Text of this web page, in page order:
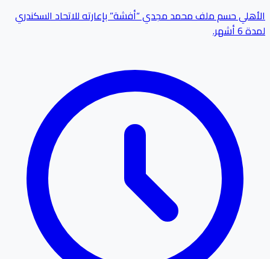
الأهلي حسم ملف محمد مجدي “أفشة” بإعارته للاتحاد السكندري
لمدة 6 أشهر.